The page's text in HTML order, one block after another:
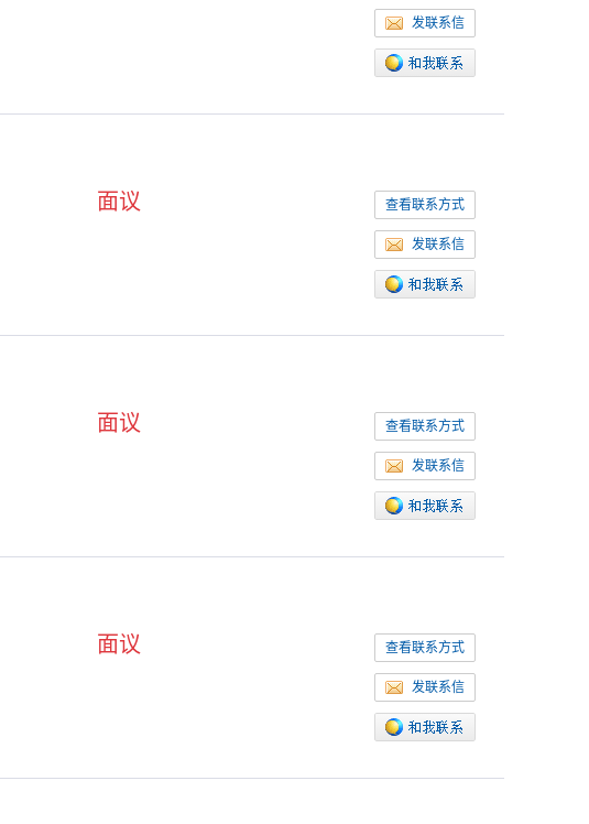
发联系信
查看联系方式
发联系信
面议
查看联系方式
发联系信
面议
查看联系方式
发联系信
面议